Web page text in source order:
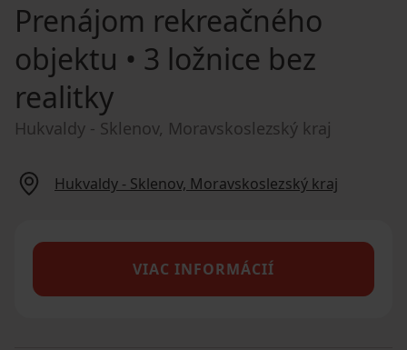
Prenájom rekreačného
objektu • 3 ložnice bez
realitky
Hukvaldy - Sklenov, Moravskoslezský kraj
Hukvaldy - Sklenov, Moravskoslezský kraj
VIAC INFORMÁCIÍ